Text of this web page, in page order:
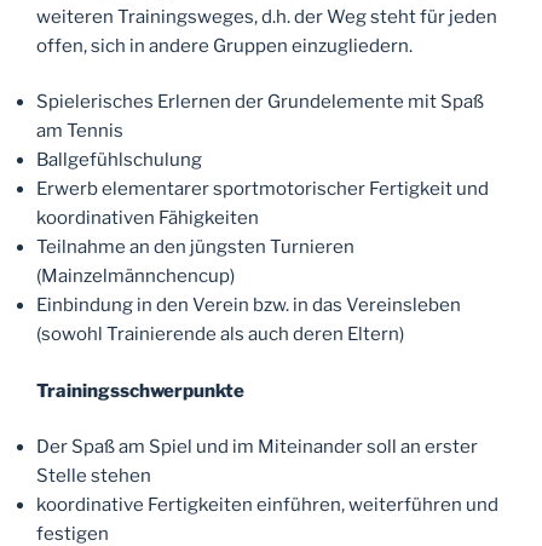
weiteren Trainingsweges, d.h. der Weg steht für jeden
offen, sich in andere Gruppen einzugliedern.
Spielerisches Erlernen der Grundelemente mit Spaß
am Tennis
Ballgefühlschulung
Erwerb elementarer sportmotorischer Fertigkeit und
koordinativen Fähigkeiten
Teilnahme an den jüngsten Turnieren
(Mainzelmännchencup)
Einbindung in den Verein bzw. in das Vereinsleben
(sowohl Trainierende als auch deren Eltern)
Trainingsschwerpunkte
Der Spaß am Spiel und im Miteinander soll an erster
Stelle stehen
koordinative Fertigkeiten einführen, weiterführen und
festigen